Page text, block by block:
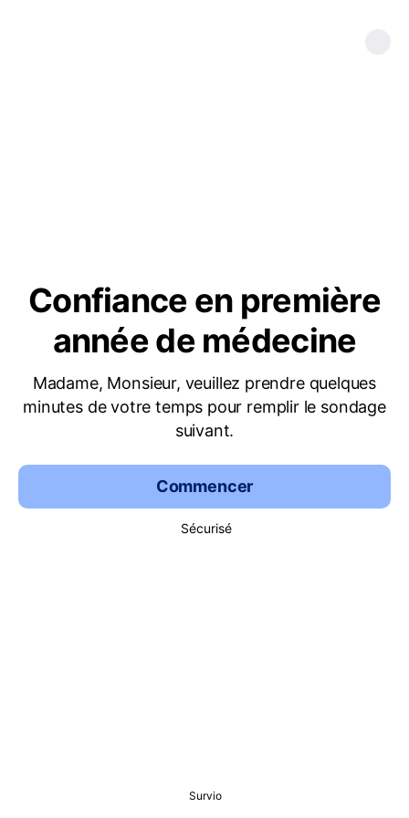
Confiance en première
année de médecine
Madame, Monsieur, veuillez prendre quelques
minutes de votre temps pour remplir le sondage
suivant.
Commencer
Sécurisé
Survio